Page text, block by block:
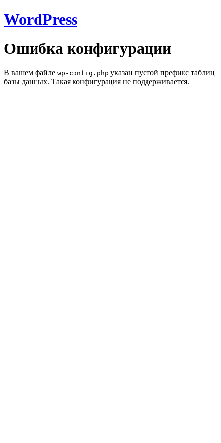
WordPress
Ошибка конфигурации
В вашем файле wp-config.php указан пустой префикс таблиц
базы данных. Такая конфигурация не поддерживается.